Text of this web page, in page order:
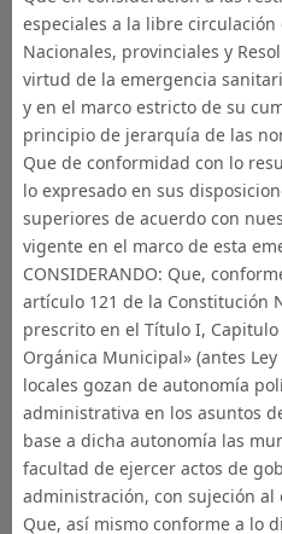
especiales a la libre
Nacionales, provinciales y
virtud de la emergencia
y en el marco estricto de su
principio de jerarquía de las
Que de conformidad con lo
lo expresado en sus
superiores de acuerdo con
vigente en el marco de esta
CONSIDERANDO: Que,
artículo 121 de la Constitución
prescrito en el Título I, Capitulo
Orgánica Municipal» (antes
locales gozan de autonomía
administrativa en los asuntos
base a dicha autonomía las
facultad de ejercer actos de
administración, con sujeción
Que, así mismo conforme a lo